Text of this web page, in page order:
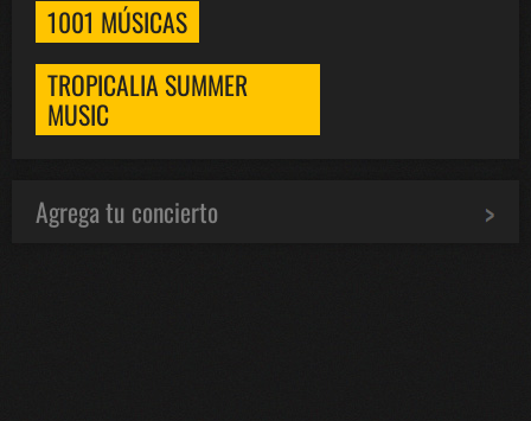
1001 MÚSICAS
TROPICALIA SUMMER
MUSIC
Agrega tu concierto